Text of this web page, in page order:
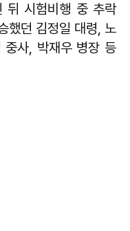
뒤 시험비행 중 추락
했던 김정일 대령, 노
중사, 박재우 병장 등